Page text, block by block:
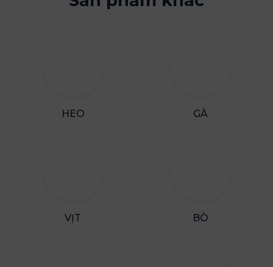
HEO GÀ
VỊT BÒ